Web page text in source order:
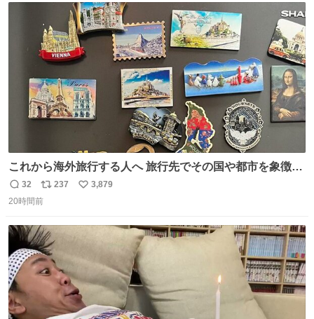
数
数
これから海外旅行する人へ 旅行先でその国や都市を象徴す
る マグネットを買って欲しい。 僕は交換留学してた1年間
で20カ国回ったけど、旅行先で必ずマグネットを買い、今
どそれぞれのマグネットを見る度に旅の思い出が鮮明によ
みがえります。
返
信
32
リ
ポ
ト
数
237
い
数
3,879
20時間前